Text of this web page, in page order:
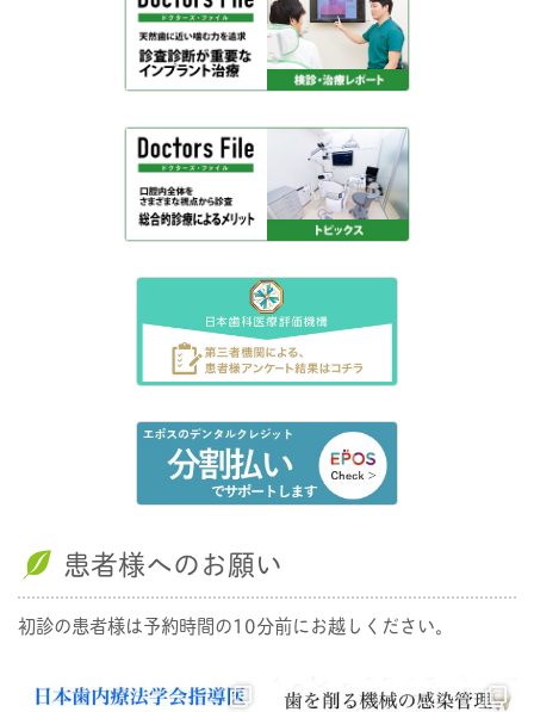
患者様へのお願い
初診の患者様は予約時間の10分前にお越しください。